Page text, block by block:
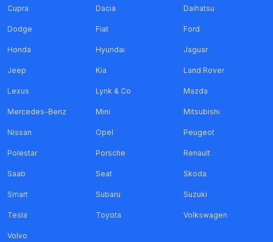
Cupra Dacia Daihatsu
Dodge Fiat Ford
Honda Hyundai Jaguar
Jeep Kia Land Rover
Lexus Lynk & Co Mazda
Mercedes-Benz Mini Mitsubishi
Nissan Opel Peugeot
Polestar Porsche Renault
Saab Seat Skoda
Smart Subaru Suzuki
Tesla Toyota Volkswagen
Volvo